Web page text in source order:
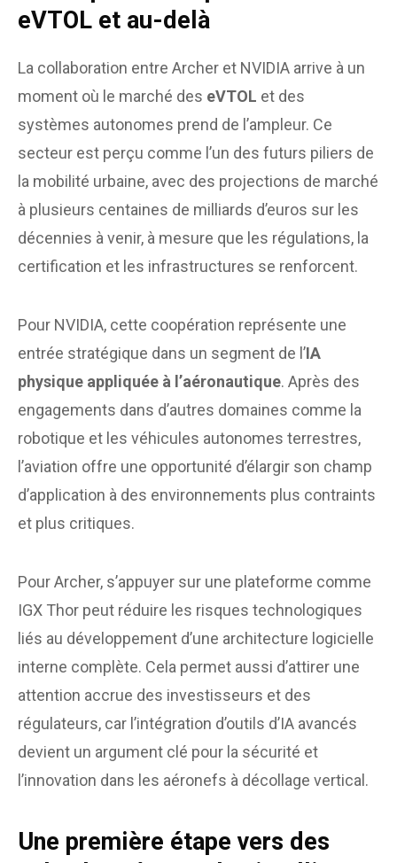
eVTOL et au-delà
La collaboration entre Archer et NVIDIA arrive à un
moment où le marché des eVTOL et des
systèmes autonomes prend de l’ampleur. Ce
secteur est perçu comme l’un des futurs piliers de
la mobilité urbaine, avec des projections de marché
à plusieurs centaines de milliards d’euros sur les
décennies à venir, à mesure que les régulations, la
certification et les infrastructures se renforcent.
Pour NVIDIA, cette coopération représente une
entrée stratégique dans un segment de l’IA
physique appliquée à l’aéronautique. Après des
engagements dans d’autres domaines comme la
robotique et les véhicules autonomes terrestres,
l’aviation offre une opportunité d’élargir son champ
d’application à des environnements plus contraints
et plus critiques.
Pour Archer, s’appuyer sur une plateforme comme
IGX Thor peut réduire les risques technologiques
liés au développement d’une architecture logicielle
interne complète. Cela permet aussi d’attirer une
attention accrue des investisseurs et des
régulateurs, car l’intégration d’outils d’IA avancés
devient un argument clé pour la sécurité et
l’innovation dans les aéronefs à décollage vertical.
Une première étape vers des